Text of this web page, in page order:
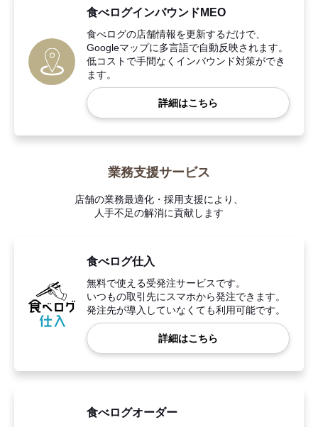
食べログインバウンドMEO
食べログの店舗情報を更新するだけで、
Googleマップに多言語で自動反映されます。
低コストで手間なくインバウンド対策ができ
ます。
詳細はこちら
業務支援サービス
店舗の業務最適化・採用支援により、
人手不足の解消に貢献します
食べログ仕入
無料で使える受発注サービスです。
いつもの取引先にスマホから発注できます。
発注先が導入していなくても利用可能です。
詳細はこちら
食べログオーダー